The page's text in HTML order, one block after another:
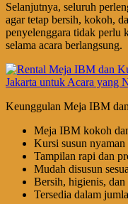
Selanjutnya, seluruh
agar tetap bersih, kokoh,
penyelenggara tidak perlu
selama acara berlangsung.
Keunggulan Meja IBM
Meja IBM kokoh
Kursi susun
Tampilan rapi dan
Mudah disusun
Bersih, higienis, dan
Tersedia dalam